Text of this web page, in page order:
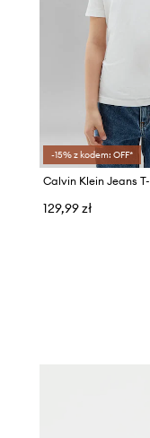
-15% z kodem: OFF*
129,99 zł